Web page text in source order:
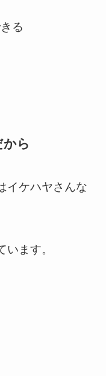
る
ら
イケハヤさんな
ます。